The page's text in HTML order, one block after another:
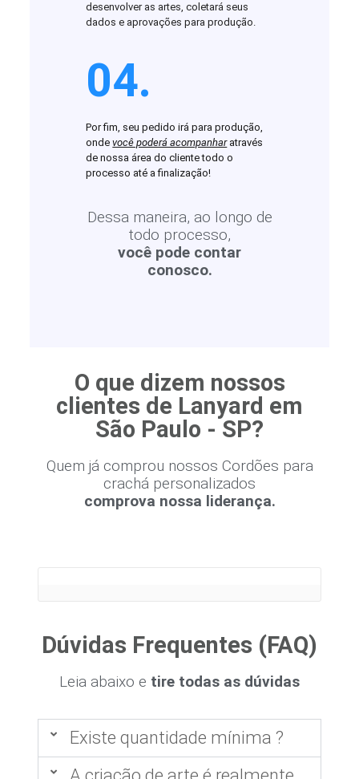
desenvolver as artes, coletará seus
dados e aprovações para produção.
04.
Por fim, seu pedido irá para produção,
ondevocê poderá acompanharatravés
de nossa área do cliente todo o
processo até a finalização!
Dessa maneira, ao longo de
todo processo,
você pode contar
conosco.
O que dizem nossos
clientes de Lanyard em
São Paulo - SP?
Quem já comprou nossos Cordões para
crachá personalizados
comprova nossa liderança.
Dúvidas Frequentes (FAQ)
Leia abaixo e tire todas as dúvidas
Existe quantidade mínima ?